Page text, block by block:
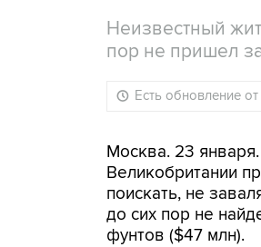
Неизвестный
пор не пришел
Есть обновление
Москва. 23
Великобритании
поискать, не
до сих пор не
фунтов ($47 млн).